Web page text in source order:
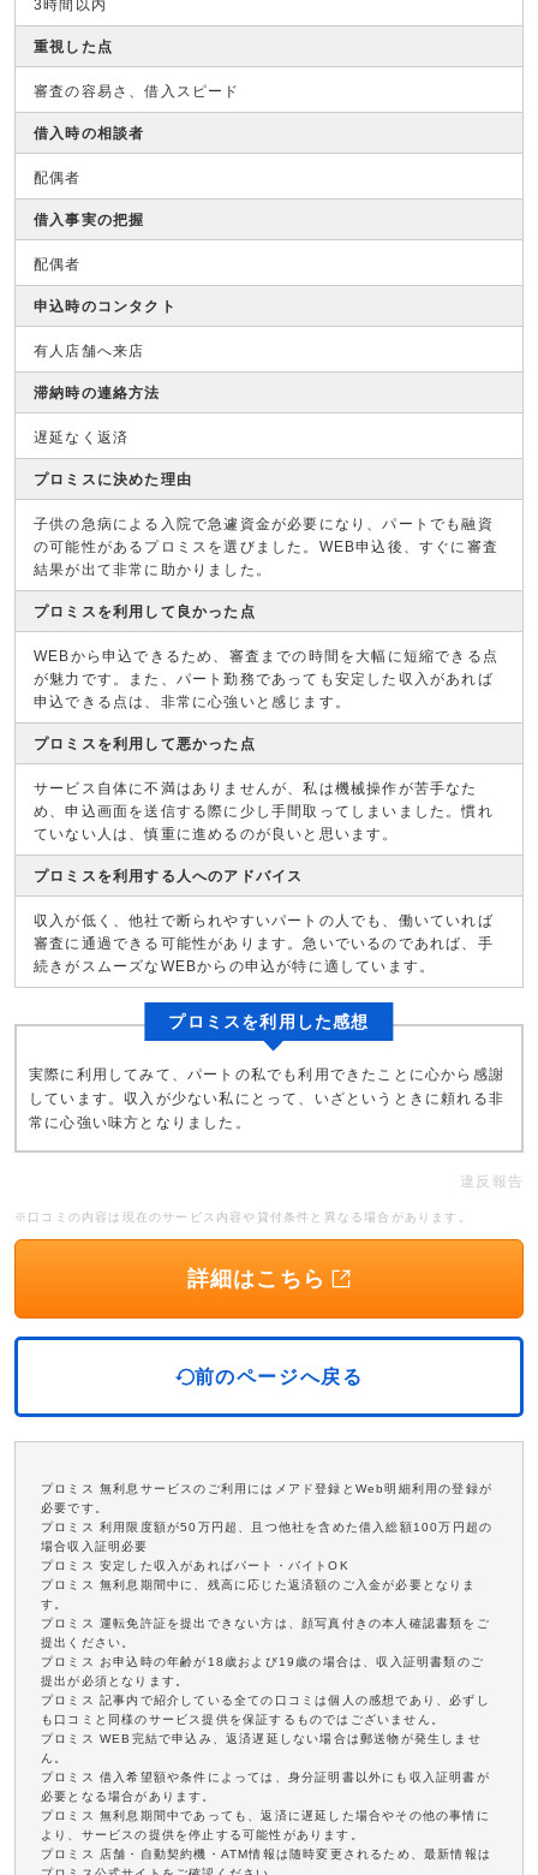
3時間以内
重視した点
審査の容易さ、借入スピード
借入時の相談者
配偶者
借入事実の把握
配偶者
申込時のコンタクト
有人店舗へ来店
滞納時の連絡方法
遅延なく返済
プロミスに決めた理由
子供の急病による入院で急遽資金が必要になり、パートでも融資
の可能性があるプロミスを選びました。WEB申込後、すぐに審査
結果が出て非常に助かりました。
プロミスを利用して良かった点
WEBから申込できるため、審査までの時間を大幅に短縮できる点
が魅力です。また、パート勤務であっても安定した収入があれば
申込できる点は、非常に心強いと感じます。
プロミスを利用して悪かった点
サービス自体に不満はありませんが、私は機械操作が苦手なた
め、申込画面を送信する際に少し手間取ってしまいました。慣れ
ていない人は、慎重に進めるのが良いと思います。
プロミスを利用する人へのアドバイス
収入が低く、他社で断られやすいパートの人でも、働いていれば
審査に通過できる可能性があります。急いでいるのであれば、手
続きがスムーズなWEBからの申込が特に適しています。
プロミスを利用した感想
実際に利用してみて、パートの私でも利用できたことに心から感謝
しています。収入が少ない私にとって、いざというときに頼れる非
常に心強い味方となりました。
違反報告
※口コミの内容は現在のサービス内容や貸付条件と異なる場合があります。
詳細はこちら
前のページへ戻る
プロミス 無利息サービスのご利用にはメアド登録とWeb明細利用の登録が
必要です。
プロミス 利用限度額が50万円超、且つ他社を含めた借入総額100万円超の
場合収入証明必要
プロミス 安定した収入があればパート・バイトOK
プロミス 無利息期間中に、残高に応じた返済額のご入金が必要となりま
す。
プロミス 運転免許証を提出できない方は、顔写真付きの本人確認書類をご
提出ください。
プロミス お申込時の年齢が18歳および19歳の場合は、収入証明書類のご
提出が必須となります。
プロミス 記事内で紹介している全ての口コミは個人の感想であり、必ずし
も口コミと同様のサービス提供を保証するものではございません。
プロミス WEB完結で申込み、返済遅延しない場合は郵送物が発生しませ
ん。
プロミス 借入希望額や条件によっては、身分証明書以外にも収入証明書が
必要となる場合があります。
プロミス 無利息期間中であっても、返済に遅延した場合やその他の事情に
より、サービスの提供を停止する可能性があります。
プロミス 店舗・自動契約機・ATM情報は随時変更されるため、最新情報は